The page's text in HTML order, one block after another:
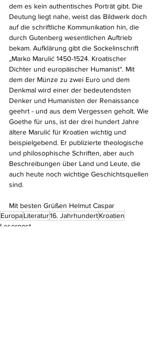
dem es kein authentisches Porträt gibt. Die
Deutung liegt nahe, weist das Bildwerk doch
auf die schriftliche Kommunikation hin, die
durch Gutenberg wesentlichen Auftrieb
bekam. Aufklärung gibt die Sockelinschrift
„Marko Marulić 1450-1524. Kroatischer
Dichter und europäischer Humanist“. Mit
dem der Münze zu zwei Euro und dem
Denkmal wird einer der bedeutendsten
Denker und Humanisten der Renaissance
geehrt - und aus dem Vergessen geholt. Wie
Goethe für uns, ist der drei hundert Jahre
ältere Marulić für Kroatien wichtig und
beispielgebend. Er publizierte theologische
und philosophische Schriften, aber auch
Beschreibungen über Land und Leute, die
auch heute noch wichtige Geschichtsquellen
sind.
Mit besten Grüßen Helmut Caspar
EuropaLiteratur16. JahrhundertKroatien
Leserpost